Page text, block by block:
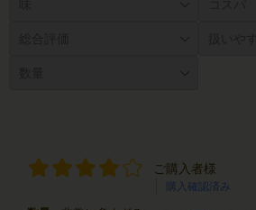
ご購入者様
購入確認済み